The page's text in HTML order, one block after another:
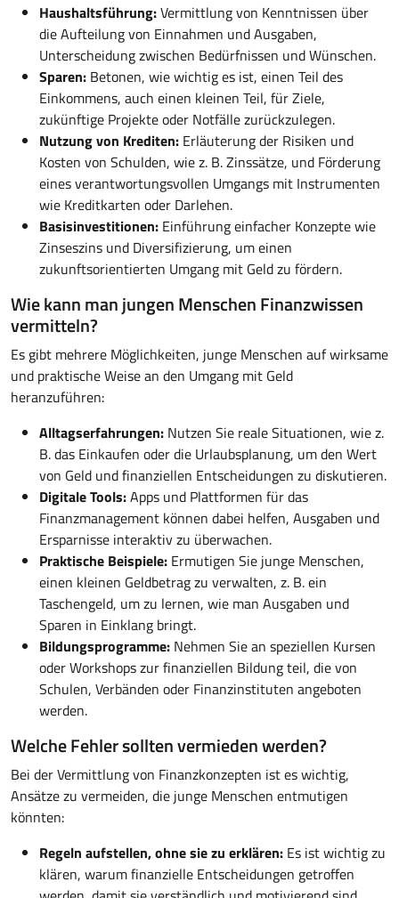
Haushaltsführung:Vermittlung von Kenntnissen über
die Aufteilung von Einnahmen und Ausgaben,
Unterscheidung zwischen Bedürfnissen und Wünschen.
Sparen: Betonen, wie wichtig es ist, einen Teil des
Einkommens, auch einen kleinen Teil, für Ziele,
zukünftige Projekte oder Notfälle zurückzulegen.
Nutzung von Krediten: Erläuterung der Risiken und
Kosten von Schulden, wie z. B. Zinssätze, und Förderung
eines verantwortungsvollen Umgangs mit Instrumenten
wie Kreditkarten oder Darlehen.
Basisinvestitionen: Einführung einfacher Konzepte wie
Zinseszins und Diversifizierung, um einen
zukunftsorientierten Umgang mit Geld zu fördern.
Wie kann man jungen Menschen Finanzwissen
vermitteln?
Es gibt mehrere Möglichkeiten, junge Menschen auf wirksame
und praktische Weise an den Umgang mit Geld
heranzuführen:
Alltagserfahrungen: Nutzen Sie reale Situationen, wie z.
B. das Einkaufen oder die Urlaubsplanung, um den Wert
von Geld und finanziellen Entscheidungen zu diskutieren.
Digitale Tools:Apps und Plattformen für das
Finanzmanagement können dabei helfen, Ausgaben und
Ersparnisse interaktiv zu überwachen.
Praktische Beispiele: Ermutigen Sie junge Menschen,
einen kleinen Geldbetrag zu verwalten, z. B. ein
Taschengeld, um zu lernen, wie man Ausgaben und
Sparen in Einklang bringt.
Bildungsprogramme: Nehmen Sie an speziellen Kursen
oder Workshops zur finanziellen Bildung teil, die von
Schulen, Verbänden oder Finanzinstituten angeboten
werden.
Welche Fehler sollten vermieden werden?
Bei der Vermittlung von Finanzkonzepten ist es wichtig,
Ansätze zu vermeiden, die junge Menschen entmutigen
könnten:
Regeln aufstellen, ohne sie zu erklären: Es ist wichtig zu
klären, warum finanzielle Entscheidungen getroffen